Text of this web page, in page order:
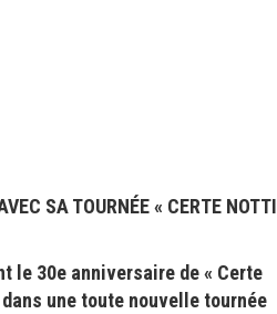
SA TOURNÉE « CERTE NOTTI
le 30e anniversaire de « Certe
une toute nouvelle tournée